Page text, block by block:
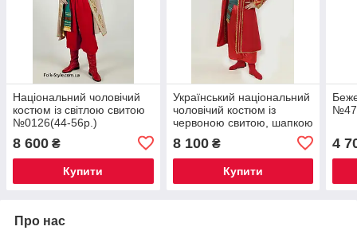
Національний чоловічий
костюм із світлою свитою
№0126(44-56р.)
8 600 ₴
Купити
Український національний
чоловічий костюм із
червоною свитою, шапкою
8 100₴
Купити
4
Про нас